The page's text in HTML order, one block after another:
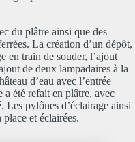
du plâtre ainsi que des
La création d’un dépôt,
en train de souder, l’ajout
de deux lampadaires à la
d’eau avec l’entrée
a été refait en plâtre, avec
Les pylônes d’éclairage ainsi
et éclairées.